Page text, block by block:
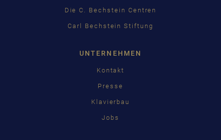
Die C. Bechstein Centren
Carl Bechstein Stiftung
UNTERNEHMEN
Kontakt
Presse
Klavierbau
Jobs